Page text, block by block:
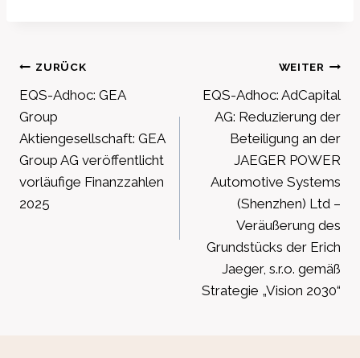
Beitragsnavigation
ZURÜCK
EQS-Adhoc: GEA
Group
Aktiengesellschaft: GEA
Group AG veröffentlicht
vorläufige Finanzzahlen
2025
WEITER
EQS-Adhoc: AdCapital
AG: Reduzierung der
Beteiligung an der
JAEGER POWER
Automotive Systems
(Shenzhen) Ltd –
Veräußerung des
Grundstücks der Erich
Jaeger, s.r.o. gemäß
Strategie „Vision 2030“